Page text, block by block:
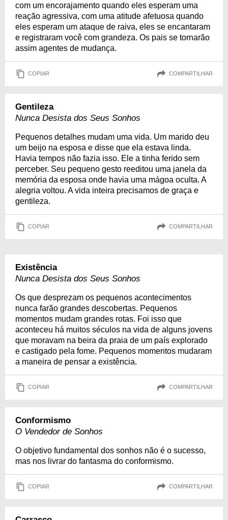
com um encorajamento quando eles esperam uma
reação agressiva, com uma atitude afetuosa quando
eles esperam um ataque de raiva, eles se encantaram
e registraram você com grandeza. Os pais se tornarão
assim agentes de mudança.
COPIAR COMPARTILHAR
Gentileza
Nunca Desista dos Seus Sonhos
Pequenos detalhes mudam uma vida. Um marido deu
um beijo na esposa e disse que ela estava linda.
Havia tempos não fazia isso. Ele a tinha ferido sem
perceber. Seu pequeno gesto reeditou uma janela da
memória da esposa onde havia uma mágoa oculta. A
alegria voltou. A vida inteira precisamos de graça e
gentileza.
COPIAR COMPARTILHAR
Existência
Nunca Desista dos Seus Sonhos
Os que desprezam os pequenos acontecimentos
nunca farão grandes descobertas. Pequenos
momentos mudam grandes rotas. Foi isso que
aconteceu há muitos séculos na vida de alguns jovens
que moravam na beira da praia de um país explorado
e castigado pela fome. Pequenos momentos mudaram
a maneira de pensar a existência.
COPIAR COMPARTILHAR
Conformismo
O Vendedor de Sonhos
O objetivo fundamental dos sonhos não é o sucesso,
mas nos livrar do fantasma do conformismo.
COPIAR COMPARTILHAR